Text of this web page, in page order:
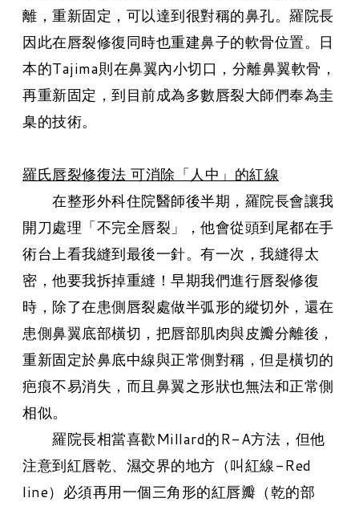
離，重新固定，可以達到很對稱的鼻孔。羅院長
因此在唇裂修復同時也重建鼻子的軟骨位置。日
本的Tajima則在鼻翼內小切口，分離鼻翼軟骨，
再重新固定，到目前成為多數唇裂大師們奉為圭
臬的技術。
羅氏唇裂修復法 可消除「人中」的紅線
在整形外科住院醫師後半期，羅院長會讓我
開刀處理「不完全唇裂」，他會從頭到尾都在手
術台上看我縫到最後一針。有一次，我縫得太
密，他要我拆掉重縫！早期我們進行唇裂修復
時，除了在患側唇裂處做半弧形的縱切外，還在
患側鼻翼底部橫切，把唇部肌肉與皮瓣分離後，
重新固定於鼻底中線與正常側對稱，但是橫切的
疤痕不易消失，而且鼻翼之形狀也無法和正常側
相似。
羅院長相當喜歡Millard的R-A方法，但他
注意到紅唇乾、濕交界的地方（叫紅線-Red
line）必須再用一個三角形的紅唇瓣（乾的部